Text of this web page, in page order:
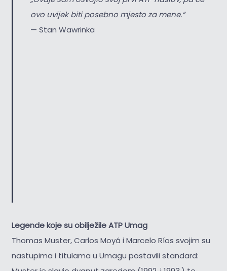
ovo uvijek biti posebno mjesto za mene.“
— Stan Wawrinka
Legende koje su obilježile ATP Umag
Thomas Muster, Carlos Moyá i Marcelo Ríos svojim su
nastupima i titulama u Umagu postavili standard: